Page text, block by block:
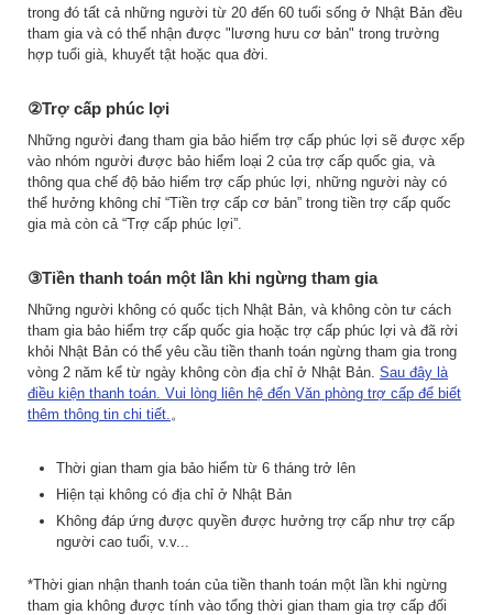
trong đó tất cả những người từ 20 đến 60 tuổi sống ở Nhật Bản đều
tham gia và có thể nhận được "lương hưu cơ bản" trong trường
hợp tuổi già, khuyết tật hoặc qua đời.
②Trợ cấp phúc lợi
Những người đang tham gia bảo hiểm trợ cấp phúc lợi sẽ được xếp
vào nhóm người được bảo hiểm loại 2 của trợ cấp quốc gia, và
thông qua chế độ bảo hiểm trợ cấp phúc lợi, những người này có
thể hưởng không chỉ “Tiền trợ cấp cơ bản” trong tiền trợ cấp quốc
gia mà còn cả “Trợ cấp phúc lợi”.
③Tiền thanh toán một lần khi ngừng tham gia
Những người không có quốc tịch Nhật Bản, và không còn tư cách
tham gia bảo hiểm trợ cấp quốc gia hoặc trợ cấp phúc lợi và đã rời
khỏi Nhật Bản có thể yêu cầu tiền thanh toán ngừng tham gia trong
vòng 2 năm kể từ ngày không còn địa chỉ ở Nhật Bản. Sau đây là
điều kiện thanh toán. Vui lòng liên hệ đến Văn phòng trợ cấp để biết
thêm thông tin chi tiết.。
Thời gian tham gia bảo hiểm từ 6 tháng trở lên
Hiện tại không có địa chỉ ở Nhật Bản
Không đáp ứng được quyền được hưởng trợ cấp như trợ cấp
người cao tuổi, v.v...
*Thời gian nhận thanh toán của tiền thanh toán một lần khi ngừng
tham gia không được tính vào tổng thời gian tham gia trợ cấp đối